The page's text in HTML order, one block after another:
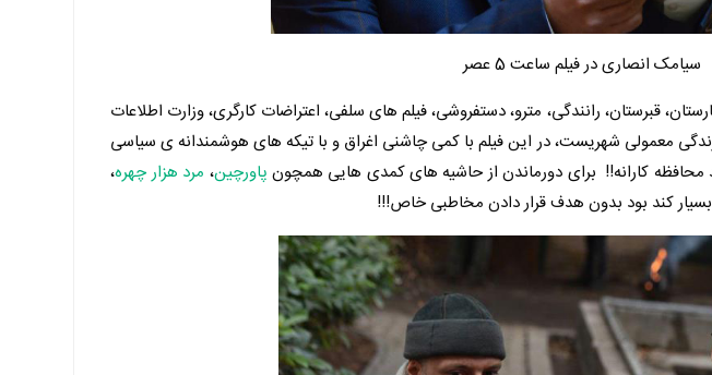
سیامک انصاری در فیلم ساعت 5 عصر
قبرستان، رانندگی، مترو، دستفروشی، فیلم های سلفی، اعتراضات کارگری، وزارت اطلاعات
معمولی شهریست، در این فیلم با کمی چاشنی اغراق و با تیکه های هوشمندانه ی سیاسی
محافظه کارانه!! برای دورماندن از حاشیه های کمدی هایی همچون پاورچین، مرد هزار چهره،
بسیار کند بود بدون هدف قرار دادن مخاطبی خاص!!!